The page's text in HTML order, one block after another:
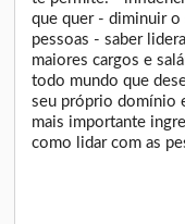
que quer - diminuir o
pessoas - saber
maiores cargos e
todo mundo que
seu próprio domínio
mais importante
como lidar com as